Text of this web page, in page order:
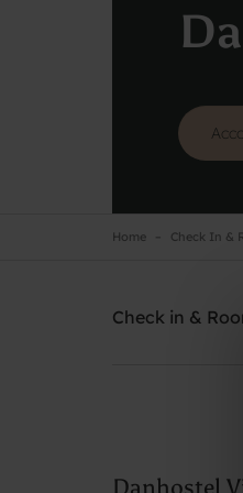
Home Check In &
Check in &
Danhostel